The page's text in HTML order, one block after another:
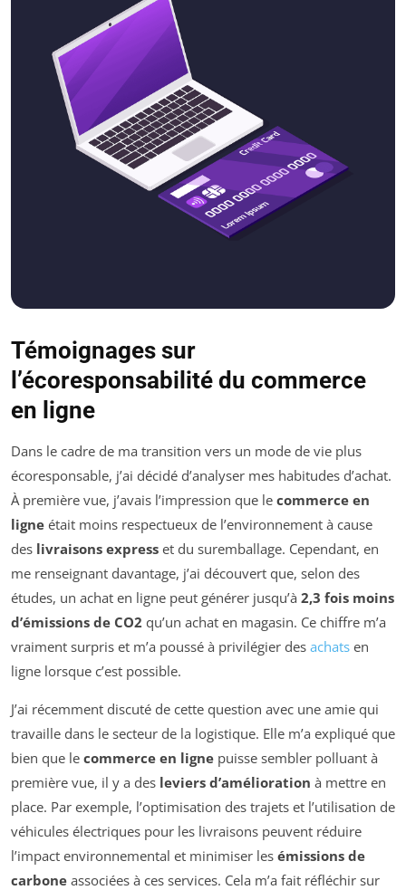
Témoignages sur
l’écoresponsabilité du commerce
en ligne
Dans le cadre de ma transition vers un mode de vie plus
écoresponsable, j’ai décidé d’analyser mes habitudes d’achat.
À première vue, j’avais l’impression que le commerce en
ligne était moins respectueux de l’environnement à cause
des livraisons express et du suremballage. Cependant, en
me renseignant davantage, j’ai découvert que, selon des
études, un achat en ligne peut générer jusqu’à 2,3 fois moins
d’émissions de CO2 qu’un achat en magasin. Ce chiffre m’a
vraiment surpris et m’a poussé à privilégier des achats en
ligne lorsque c’est possible.
J’ai récemment discuté de cette question avec une amie qui
travaille dans le secteur de la logistique. Elle m’a expliqué que
bien que le commerce en ligne puisse sembler polluant à
première vue, il y a des leviers d’amélioration à mettre en
place. Par exemple, l’optimisation des trajets et l’utilisation de
véhicules électriques pour les livraisons peuvent réduire
l’impact environnemental et minimiser les émissions de
carbone associées à ces services. Cela m’a fait réfléchir sur